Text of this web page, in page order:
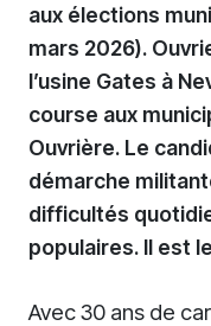
aux élections
mars 2026).
l’usine Gates à
course aux
Ouvrière. Le
démarche
difficultés
populaires. Il est
Avec 30 ans de